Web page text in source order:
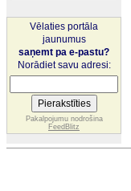
Vēlaties portāla
jaunumus
saņemt pa e-pastu?
Norādiet savu adresi:
Pakalpojumu nodrošina
FeedBlitz